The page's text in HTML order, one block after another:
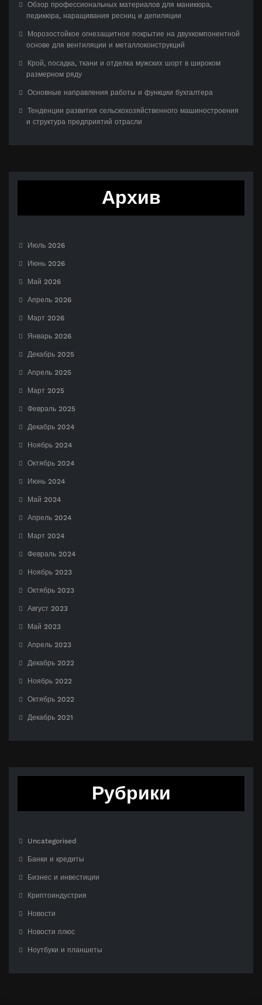
Обзор профессиональных материалов для маникюра,
педикюра, наращивания ресниц и депиляции
Морозостойкое огнезащитное покрытие на двухкомпонентной
основе для вентиляции и металлоконструкций
Крой, посадка, ткани и отделка мужских шорт в широком
размерном ряду
Основные направления работы и функции бухгалтера
Тенденции развития сельскохозяйственного машиностроения
и структура предприятий отрасли
Архив
Июль 2026
Июнь 2026
Май 2026
Апрель 2026
Март 2026
Январь 2026
Декабрь 2025
Апрель 2025
Март 2025
Февраль 2025
Декабрь 2024
Ноябрь 2024
Октябрь 2024
Июнь 2024
Май 2024
Апрель 2024
Март 2024
Февраль 2024
Ноябрь 2023
Октябрь 2023
Август 2023
Май 2023
Апрель 2023
Декабрь 2022
Ноябрь 2022
Октябрь 2022
Декабрь 2021
Рубрики
Uncategorised
Банки и кредиты
Бизнес и инвестиции
Криптоиндустрия
Новости
Новости плюс
Ноутбуки и планшеты